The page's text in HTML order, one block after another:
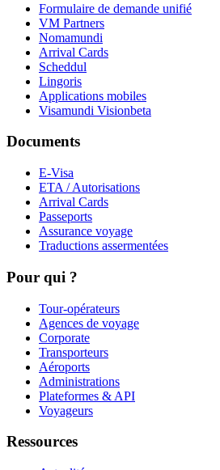
Formulaire de demande unifié
VM Partners
Nomamundi
Arrival Cards
Scheddul
Lingoris
Applications mobiles
Visamundi Visionbeta
Documents
E-Visa
ETA / Autorisations
Arrival Cards
Passeports
Assurance voyage
Traductions assermentées
Pour qui ?
Tour-opérateurs
Agences de voyage
Corporate
Transporteurs
Aéroports
Administrations
Plateformes & API
Voyageurs
Ressources